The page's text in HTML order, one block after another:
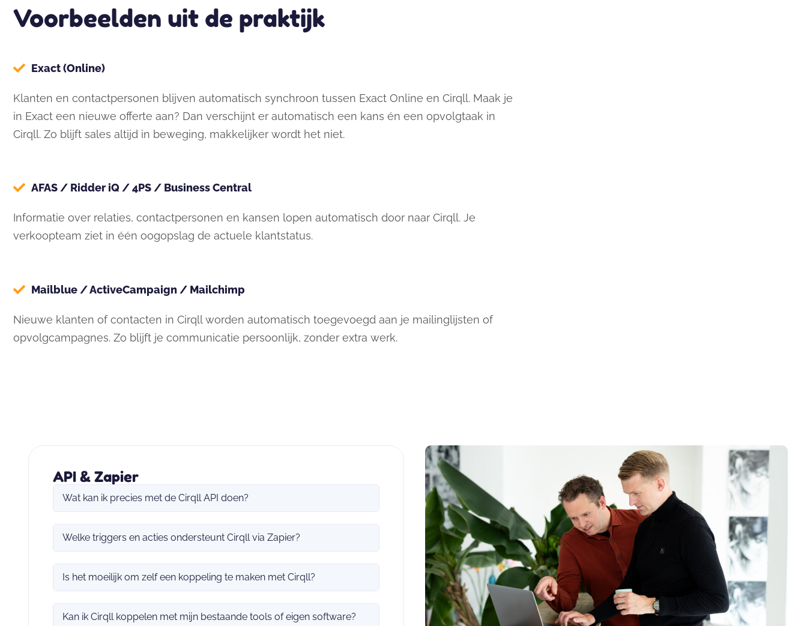
Voorbeelden uit de praktijk
Exact (Online)
Klanten en contactpersonen blijven automatisch synchroon tussen Exact Online en Cirqll. Maak je
in Exact een nieuwe offerte aan? Dan verschijnt er automatisch een kans én een opvolgtaak in
Cirqll. Zo blijft sales altijd in beweging, makkelijker wordt het niet.
AFAS / Ridder iQ / 4PS / Business Central
Informatie over relaties, contactpersonen en kansen lopen automatisch door naar Cirqll. Je
verkoopteam ziet in één oogopslag de actuele klantstatus.
Mailblue / ActiveCampaign / Mailchimp
Nieuwe klanten of contacten in Cirqll worden automatisch toegevoegd aan je mailinglijsten of
opvolgcampagnes. Zo blijft je communicatie persoonlijk, zonder extra werk.
API & Zapier
Wat kan ik precies met de Cirqll API doen?
Welke triggers en acties ondersteunt Cirqll via Zapier?
Is het moeilijk om zelf een koppeling te maken met Cirqll?
Kan ik Cirqll koppelen met mijn bestaande tools of eigen software?